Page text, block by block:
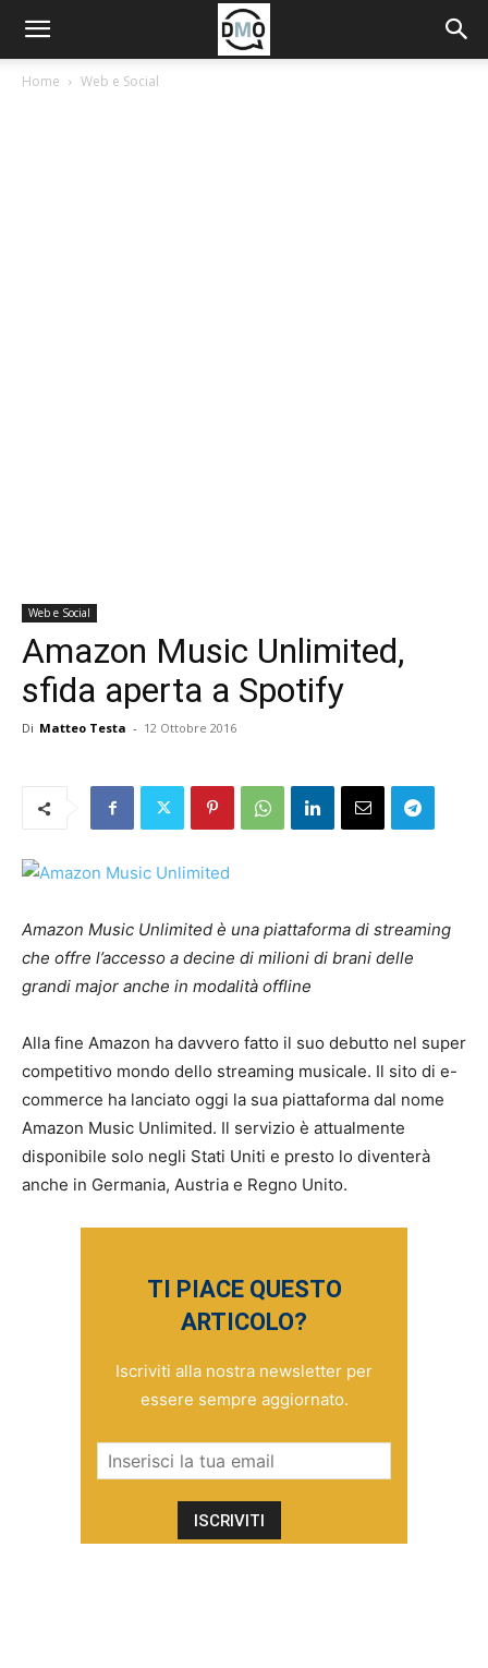
Home Web e Social
Web e Social
Amazon Music Unlimited,
sfida aperta a Spotify
Di Matteo Testa - 12 Ottobre 2016
Amazon Music Unlimited è una piattaforma di streaming
che offre l’accesso a decine di milioni di brani delle
grandi major anche in modalità offline
Alla fine Amazon ha davvero fatto il suo debutto nel super
competitivo mondo dello streaming musicale. Il sito di e-
commerce ha lanciato oggi la sua piattaforma dal nome
Amazon Music Unlimited. Il servizio è attualmente
disponibile solo negli Stati Uniti e presto lo diventerà
anche in Germania, Austria e Regno Unito.
TI PIACE QUESTO
ARTICOLO?
Iscriviti alla nostra newsletter per
essere sempre aggiornato.